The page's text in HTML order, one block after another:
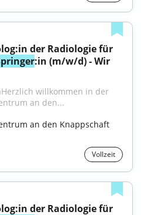
der Radiologie für
:in (m/w/d) - Wir
willkommen in der
an den...
an den Knappschaft
Vollzeit
der Radiologie für